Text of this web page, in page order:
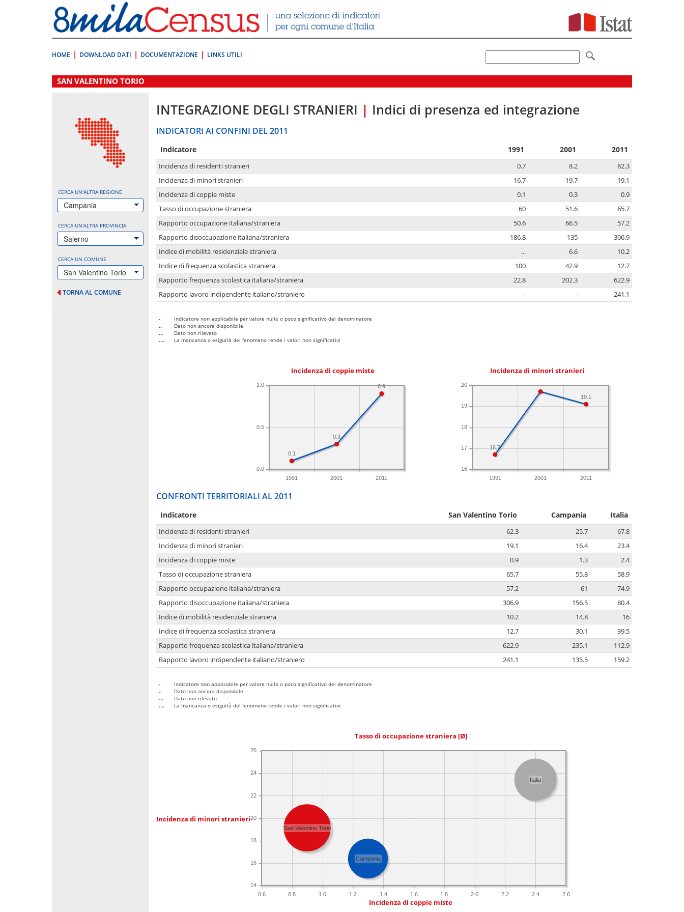
direttamente
a:
Contenuto
HOME DOWNLOAD DATI DOCUMENTAZIONE LINKS UTILI
.
SAN VALENTINO TORIO
CERCA UN'ALTRA REGIONE
Campania
CERCA UN'ALTRA PROVINCIA
Salerno
CERCA UN COMUNE
San Valentino Torio
TORNA AL COMUNE
INTEGRAZIONE DEGLI STRANIERI | Indici di presenza ed integrazione
INDICATORI AI CONFINI DEL 2011
Indicatore 1991 2001 2011
Incidenza di residenti stranieri 0.7 8.2
62.3
Incidenza di minori stranieri
16.7 19.7
19.1
Incidenza di coppie miste
0.1 0.3
0.9
Tasso di occupazione straniera
60 51.6
65.7
Rapporto occupazione italiana/straniera
50.6 66.5
57.2
Rapporto disoccupazione italiana/straniera
186.8 135
306.9
Indice di mobilità residenziale straniera
... 6.6
10.2
Indice di frequenza scolastica straniera
100 42.9
12.7
Rapporto frequenza scolastica italiana/straniera
22.8 202.3
622.9
Rapporto lavoro indipendente italiano/straniero
- - 241.1
-
Indicatore non applicabile per valore nullo o poco significativo del denominatore
..
Dato non ancora disponibile
...
Dato non rilevato
....
La mancanza o esiguità del fenomeno rende i valori non significativi
Incidenza di coppie miste
1991 2001 2011
0.0
0.5
1.0 0.9
0.3
0.1
Incidenza di minori stranieri
1991 2001 2011
16
17
18
19
20
19.1
16.7
CONFRONTI TERRITORIALI AL 2011
Indicatore San Valentino Torio Campania Italia
Incidenza di residenti stranieri 62.3 25.7
67.8
Incidenza di minori stranieri
19.1 16.4
23.4
Incidenza di coppie miste
0.9 1.3
2.4
Tasso di occupazione straniera
65.7 55.8
58.9
Rapporto occupazione italiana/straniera
57.2 61
74.9
Rapporto disoccupazione italiana/straniera
306.9 156.5
80.4
Indice di mobilità residenziale straniera
10.2 14.8
16
Indice di frequenza scolastica straniera
12.7 30.1
39.5
Rapporto frequenza scolastica italiana/straniera
622.9 235.1
112.9
Rapporto lavoro indipendente italiano/straniero
241.1 135.5 159.2
-
Indicatore non applicabile per valore nullo o poco significativo del denominatore
..
Dato non ancora disponibile
...
Dato non rilevato
....
La mancanza o esiguità del fenomeno rende i valori non significativi
Tasso di occupazione straniera [Ø]
Incidenza di minori stranieri
0.6 0.8 1.0 1.2 1.4 1.6 1.8 2.0 2.2 2.4 2.6
14
16
18
20
22
24
26
San Valentino Torio
Italia
Campania
Incidenza di coppie miste